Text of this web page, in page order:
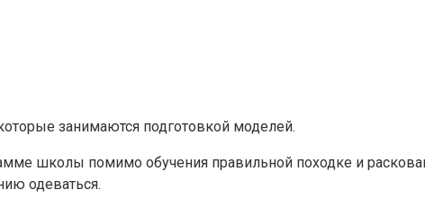
занимаются подготовкой моделей.
школы помимо обучения правильной походке и
одеваться.